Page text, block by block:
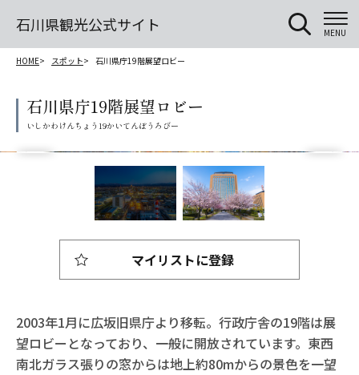
石川県観光公式サイト MENU
HOME スポット 石川県庁19階展望ロビー
石川県庁19階展望ロビー
2003年1月に広坂旧県庁より移転。行政庁舎の19階は展
望ロビーとなっており、一般に開放されています。東西
南北ガラス張りの窓からは地上約80mからの景色を一望
マイリストに登録